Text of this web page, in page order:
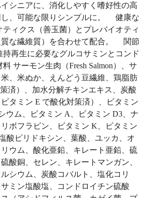
シニアに、消化しやすく嗜好性の高
し、可能な限りシンプルに。 健康な
ィクス（善玉菌）とプレバイオティ
質な繊維質）を合わせて配合。 関節
再生に必要なグルコサミンとコンド
サーモン生肉（Fresh Salmon）、サ
、米ぬか、えんどう豆繊維、鶏脂肪
済）、加水分解チキンエキス、炭酸
タミン E で酸化対策済）、ビタミン
ウム、ビタミン A、ビタミン D3、ナ
ボフラビン、ビタミン K、ビタミン
酸ピリドキシン、葉酸、ユッカ、オ
ウム、酸化亜鉛、キレート亜鉛、硫
酸銅、セレン、キレートマンガン、
シウム、炭酸コバルト、塩化コリ
ミン塩酸塩、コンドロイチン硫酸